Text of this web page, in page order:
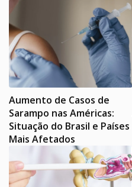
Aumento de Casos de
Sarampo nas Américas:
Situação do Brasil e Países
Mais Afetados